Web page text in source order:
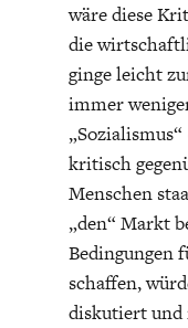
wäre diese
die
ginge leicht
immer
kritisch
Menschen
„den“ Markt
Bedingungen
schaffen,
diskutiert